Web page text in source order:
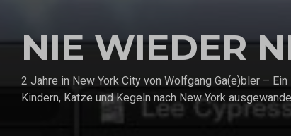
NIE WIEDER
2 Jahre in New York City von Wolfgang Ga(e)bler –
Kindern, Katze und Kegeln nach New York